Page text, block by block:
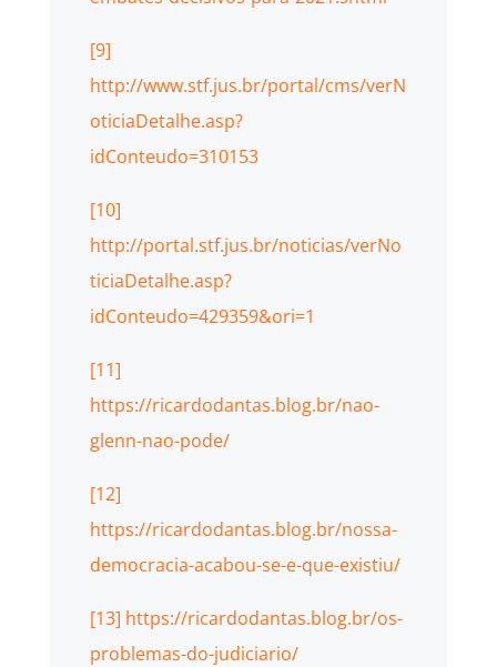
[9]
http://www.stf.jus.br/portal/cms/verN
oticiaDetalhe.asp?
idConteudo=310153
[10]
http://portal.stf.jus.br/noticias/verNo
ticiaDetalhe.asp?
idConteudo=429359&ori=1
[11]
https://ricardodantas.blog.br/nao-
glenn-nao-pode/
[12]
https://ricardodantas.blog.br/nossa-
democracia-acabou-se-e-que-existiu/
[13] https://ricardodantas.blog.br/os-
problemas-do-judiciario/